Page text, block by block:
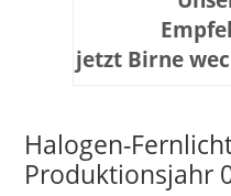
jetzt Birne
Halogen-
Produktionsjahr